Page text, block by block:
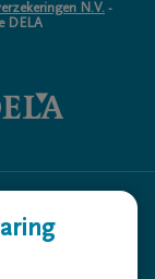
N.V. -
DELA